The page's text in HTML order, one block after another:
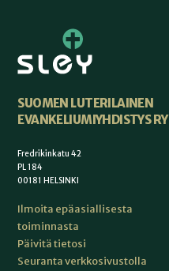
SUOMEN LUTERILAINEN
EVANKELIUMIYHDISTYS RY
Fredrikinkatu 42
PL 184
00181 HELSINKI
Ilmoita epäasiallisesta
toiminnasta
Päivitä tietosi
Seuranta verkkosivustolla